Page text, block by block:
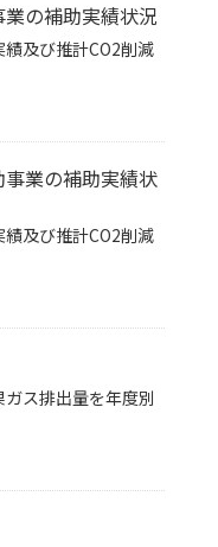
の補助実績状況
及び推計CO2削減
業の補助実績状
及び推計CO2削減
ス排出量を年度別